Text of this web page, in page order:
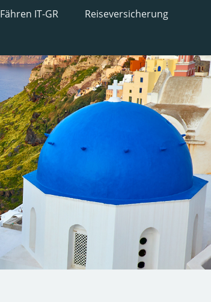
Fähren IT-GR Reiseversicherung